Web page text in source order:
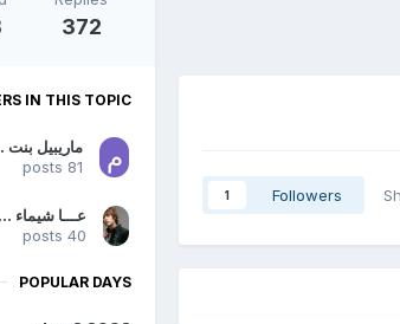
Followers
1
372
IN THIS TOPIC
81 posts
عـــا شيماء سبت شــقة
40 posts
POPULAR DAYS